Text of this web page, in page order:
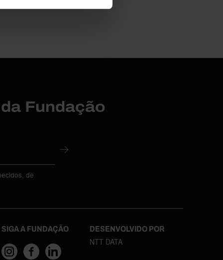
Fundação
de
SIGA A FUNDAÇÃO DESENVOLVIDO POR
NTT DATA